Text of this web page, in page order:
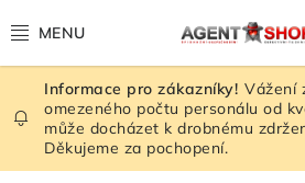
na
HODNOCENÍ OBCHODU
VEŠKERÉ ZBOŽÍ
Vážení
omezeného počtu personálu od
může docházet k drobnému
Děkujeme za pochopení.